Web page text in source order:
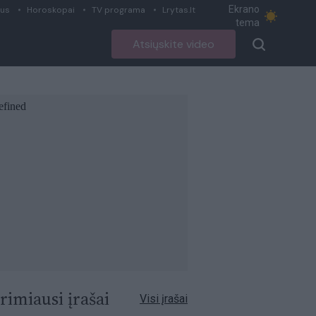
Horoskopai TV programa Lrytas.lt
Ekrano
tema
Atsiųskite video
įrašai Visi įrašai